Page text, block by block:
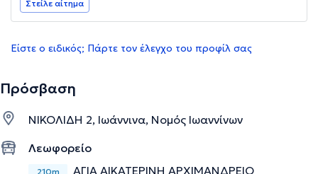
Στείλε αίτημα
Είστε ο ειδικός; Πάρτε τον έλεγχο του προφίλ σας
Πρόσβαση
ΝΙΚΟΛΙΔΗ 2, Ιωάννινα, Νομός Ιωαννίνων
Λεωφορείο
210m ΑΓΙΑ ΑΙΚΑΤΕΡΙΝΗ ΑΡΧΙΜΑΝΔΡΕΙΟ